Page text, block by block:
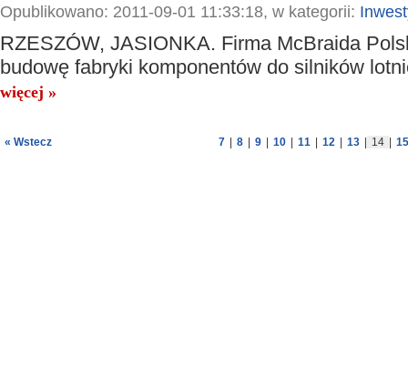
Opublikowano: 2011-09-01 11:33:18, w kategorii:
RZESZÓW, JASIONKA. Firma McBraida
budowę fabryki komponentów do silników
więcej »
« Wstecz 7 8 9 10 11 12 13 14 15